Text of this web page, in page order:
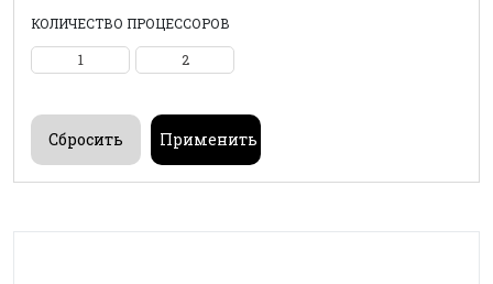
КОЛИЧЕСТВО ПРОЦЕССОРОВ
1 2